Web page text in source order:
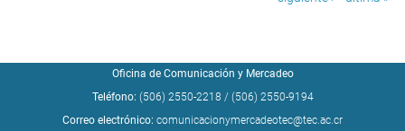
Oficina de Comunicación y Mercadeo
Teléfono: (506) 2550-2218 / (506) 2550-9194
Correo electrónico: comunicacionymercadeotec@tec.ac.cr